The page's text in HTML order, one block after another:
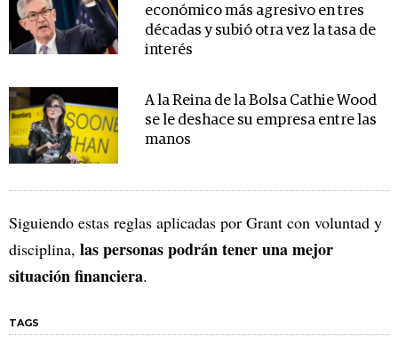
económico más agresivo en tres
décadas y subió otra vez la tasa de
interés
A la Reina de la Bolsa Cathie Wood
se le deshace su empresa entre las
manos
Siguiendo estas reglas aplicadas por Grant con voluntad y
disciplina, las personas podrán tener una mejor
situación financiera.
TAGS